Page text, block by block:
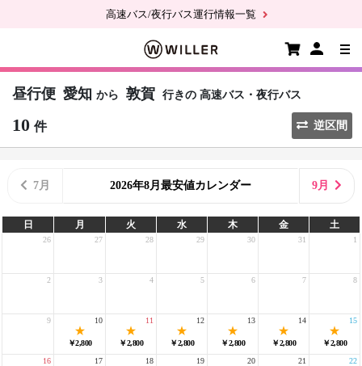
高速バス/夜行バス運行情報一覧
昼行便 愛知 から 敦賀 行きの 高速バス・夜行バス
10 件 逆区間
7月 2026年8月最安値カレンダー 9月
日 月 火 水 木 金 土
26 27 28 29 30 31 1
2 3 4 5 6 7 8
9
￥2,800
10
￥2,800
11
￥2,800
12
￥2,800
13
￥2,800
14
￥2,800
15
16 17 18 19 20 21 22